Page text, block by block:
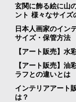
玄関に飾る絵に山
ント 様々なサイズ
日本人画家のイン
サイズ・保管方法
【アート販売】水
【アート販売】油
ラフとの違いとは
インテリアアート
は？